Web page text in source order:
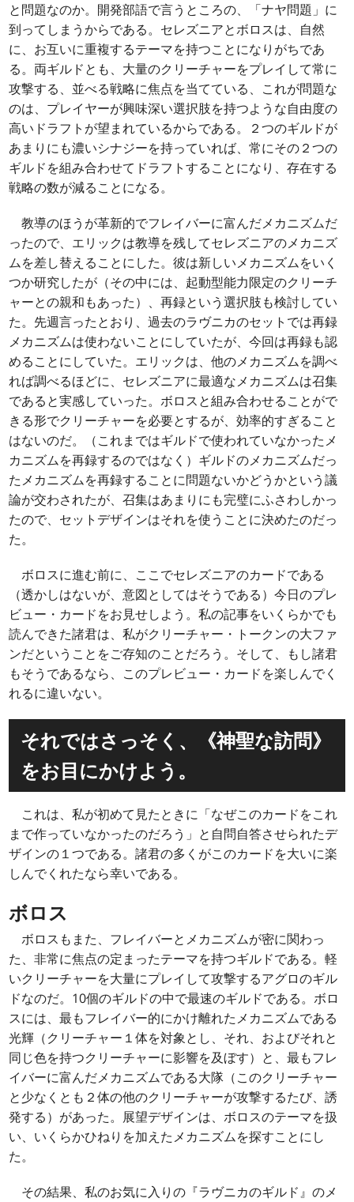
と問題なのか。開発部語で言うところの、「ナヤ問題」に
到ってしまうからである。セレズニアとボロスは、自然
に、お互いに重複するテーマを持つことになりがちであ
る。両ギルドとも、大量のクリーチャーをプレイして常に
攻撃する、並べる戦略に焦点を当てている、これが問題な
のは、プレイヤーが興味深い選択肢を持つような自由度の
高いドラフトが望まれているからである。２つのギルドが
あまりにも濃いシナジーを持っていれば、常にその２つの
ギルドを組み合わせてドラフトすることになり、存在する
戦略の数が減ることになる。
教導のほうが革新的でフレイバーに富んだメカニズムだ
ったので、エリックは教導を残してセレズニアのメカニズ
ムを差し替えることにした。彼は新しいメカニズムをいく
つか研究したが（その中には、起動型能力限定のクリーチ
ャーとの親和もあった）、再録という選択肢も検討してい
た。先週言ったとおり、過去のラヴニカのセットでは再録
メカニズムは使わないことにしていたが、今回は再録も認
めることにしていた。エリックは、他のメカニズムを調べ
れば調べるほどに、セレズニアに最適なメカニズムは召集
であると実感していった。ボロスと組み合わせることがで
きる形でクリーチャーを必要とするが、効率的すぎること
はないのだ。（これまではギルドで使われていなかったメ
カニズムを再録するのではなく）ギルドのメカニズムだっ
たメカニズムを再録することに問題ないかどうかという議
論が交わされたが、召集はあまりにも完璧にふさわしかっ
たので、セットデザインはそれを使うことに決めたのだっ
た。
ボロスに進む前に、ここでセレズニアのカードである
（透かしはないが、意図としてはそうである）今日のプレ
ビュー・カードをお見せしよう。私の記事をいくらかでも
読んできた諸君は、私がクリーチャー・トークンの大ファ
ンだということをご存知のことだろう。そして、もし諸君
もそうであるなら、このプレビュー・カードを楽しんでく
れるに違いない。
それではさっそく、《神聖な訪問》
をお目にかけよう。
これは、私が初めて見たときに「なぜこのカードをこれ
まで作っていなかったのだろう」と自問自答させられたデ
ザインの１つである。諸君の多くがこのカードを大いに楽
しんでくれたなら幸いである。
ボロス
ボロスもまた、フレイバーとメカニズムが密に関わっ
た、非常に焦点の定まったテーマを持つギルドである。軽
いクリーチャーを大量にプレイして攻撃するアグロのギル
ドなのだ。10個のギルドの中で最速のギルドである。ボロ
スには、最もフレイバー的にかけ離れたメカニズムである
光輝（クリーチャー１体を対象とし、それ、およびそれと
同じ色を持つクリーチャーに影響を及ぼす）と、最もフレ
イバーに富んだメカニズムである大隊（このクリーチャー
と少なくとも２体の他のクリーチャーが攻撃するたび、誘
発する）があった。展望デザインは、ボロスのテーマを扱
い、いくらかひねりを加えたメカニズムを探すことにし
た。
その結果、私のお気に入りの『ラヴニカのギルド』のメ